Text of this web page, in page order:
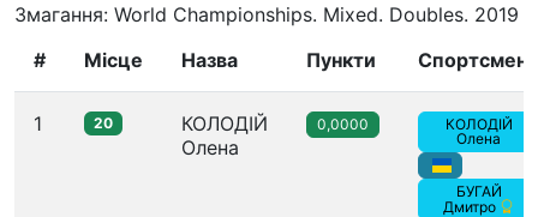
Змагання: World Championships. Mixed. Doubles. 2019
#
Місце Назва Пункти Спортсмени
1 20
КОЛОДІЙ
Олена
0,0000
КОЛОДІЙ
Олена
БУГАЙ
Дмитро